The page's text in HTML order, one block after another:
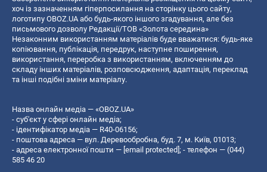
хоч із зазначенням гіперпосилання на сторінку цього сайту,
логотипу OBOZ.UA або будь-якого іншого згадування, але без
письмового дозволу Редакції/ТОВ «Золота середина»
Незаконним використанням матеріалів буде вважатися: будь-яке
копiювання, публiкацiя, передрук, наступне поширення,
використання, переробка з використанням, включенням до
складу інших матеріалів, розповсюдження, адаптація, переклад
та інші подібні зміни матеріалу.
Назва онлайн медіа — «OBOZ.UA»
- суб'єкт у сфері онлайн медіа;
- ідентифікатор медіа — R40-06156;
- поштова адреса — вул. Деревообробна, буд. 7, м. Київ, 01013;
- адреса електронної пошти — [email protected]; - телефон — (044)
585 46 20